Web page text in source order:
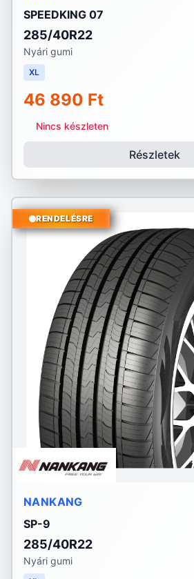
SPEEDKING 07
285/40R22
Nyári gumi
XL
46 890 Ft
Nincs készleten
Részletek
RENDELÉSRE
NANKANG
SP-9
285/40R22
Nyári gumi